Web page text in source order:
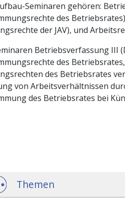
Seminaren gehören:
des
der JAV), und
Betriebsverfassung
des
des Betriebsrates
von Arbeitsverhältnissen
des Betriebsrates bei
Themen